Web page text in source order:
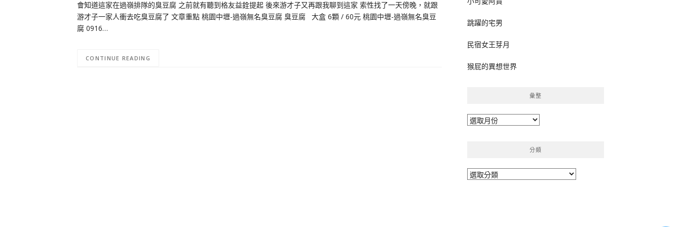
會知道這家在過嶺排隊的臭豆腐 之前就有聽到格友益銓提起 後來游才子又再跟我聊到這家 索性找了一天傍晚，就跟
游才子一家人衝去吃臭豆腐了 文章重點 桃園中壢-過嶺無名臭豆腐 臭豆腐 大盒 6顆 / 60元 桃園中壢-過嶺無名臭豆
腐 0916…
CONTINUE READING
跳躍的宅男
民宿女王芽月
猴屁的異想世界
彙整
彙
分類
分